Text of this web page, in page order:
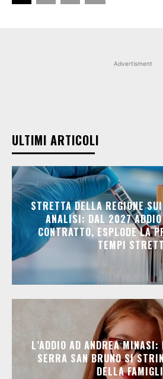
Advertisment
ULTIMI ARTICOLI
STRETTA DELLA REGIONE
ANALISI: DAL 2027
CONTRATTO, ESPLODE LA
TEMPI
L’ADDIO AD ANDREA
SERRA SAN BRUNO SI
DELLA